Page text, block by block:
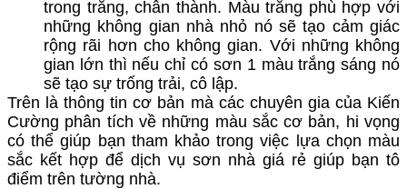
trong trắng, chân thành. Màu trắng phù hợp với
những không gian nhà nhỏ nó sẽ tạo cảm giác
rộng rãi hơn cho không gian. Với những không
gian lớn thì nếu chỉ có sơn 1 màu trắng sáng nó
sẽ tạo sự trống trải, cô lập.
Trên là thông tin cơ bản mà các chuyên gia của Kiến
Cường phân tích về những màu sắc cơ bản, hi vọng
có thể giúp bạn tham khảo trong việc lựa chọn màu
sắc kết hợp để dịch vụ sơn nhà giá rẻ giúp bạn tô
điểm trên tường nhà.